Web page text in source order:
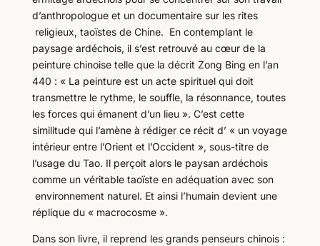
d’anthropologue et un documentaire sur les rites
religieux, taoïstes de Chine. En contemplant le
paysage ardéchois, il s’est retrouvé au cœur de la
peinture chinoise telle que la décrit Zong Bing en l’an
440 : « La peinture est un acte spirituel qui doit
transmettre le rythme, le souffle, la résonnance, toutes
les forces qui émanent d’un lieu ». C’est cette
similitude qui l’amène à rédiger ce récit d’ « un voyage
intérieur entre l’Orient et l’Occident », sous-titre de
l’usage du Tao. Il perçoit alors le paysan ardéchois
comme un véritable taoïste en adéquation avec son
environnement naturel. Et ainsi l’humain devient une
réplique du « macrocosme ».
Dans son livre, il reprend les grands penseurs chinois :